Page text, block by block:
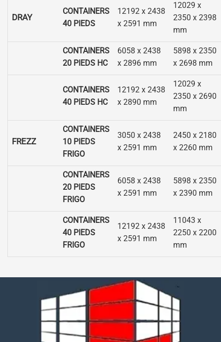
DRAY
CONTAINERS
40 PIEDS
12192 x 2438
x 2591 mm
12029 x
2350 x 2398
mm
CONTAINERS
20 PIEDS HC
6058 x 2438
x 2896 mm
5898 x 2350
x 2698 mm
CONTAINERS
40 PIEDS HC
12192 x 2438
x 2890 mm
12029 x
2350 x 2690
mm
FREZZ
CONTAINERS
10 PIEDS
FRIGO
3050 x 2438
x 2591 mm
2450 x 2180
x 2260 mm
CONTAINERS
20 PIEDS
FRIGO
6058 x 2438
x 2591 mm
5898 x 2350
x 2390 mm
CONTAINERS
40 PIEDS
FRIGO
12192 x 2438
x 2591 mm
11043 x
2250 x 2200
mm